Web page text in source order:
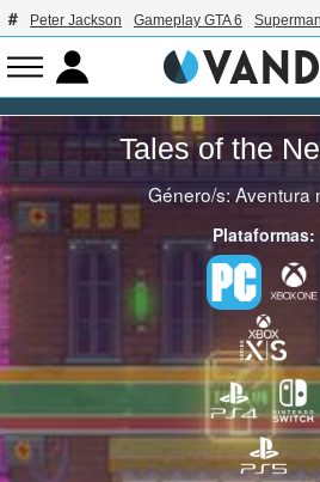
Peter Jackson Gameplay GTA 6 Superman
Tales of the
Género/s: Aventura
Plataformas: